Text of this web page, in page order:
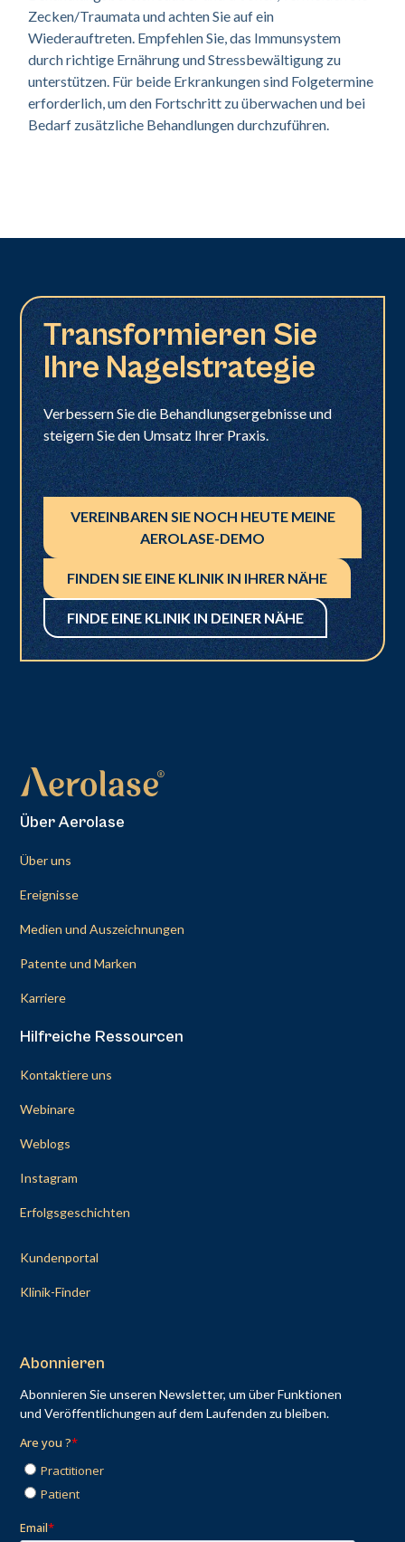
Zecken/Traumata und achten Sie auf ein
Wiederauftreten. Empfehlen Sie, das Immunsystem
durch richtige Ernährung und Stressbewältigung zu
unterstützen. Für beide Erkrankungen sind Folgetermine
erforderlich, um den Fortschritt zu überwachen und bei
Bedarf zusätzliche Behandlungen durchzuführen.
Transformieren Sie
Ihre Nagelstrategie
Verbessern Sie die Behandlungsergebnisse und
steigern Sie den Umsatz Ihrer Praxis.
VEREINBAREN SIE NOCH HEUTE MEINE
AEROLASE-DEMO
FINDEN SIE EINE KLINIK IN IHRER NÄHE
FINDE EINE KLINIK IN DEINER NÄHE
Über Aerolase
Über uns
Ereignisse
Medien und Auszeichnungen
Patente und Marken
Karriere
Hilfreiche Ressourcen
Kontaktiere uns
Webinare
Weblogs
Instagram
Erfolgsgeschichten
Kundenportal
Klinik-Finder
Abonnieren
Abonnieren Sie unseren Newsletter, um über Funktionen
und Veröffentlichungen auf dem Laufenden zu bleiben.